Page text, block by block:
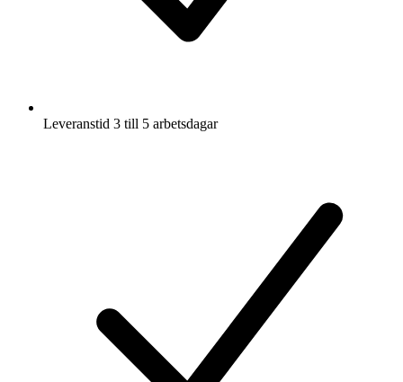
Leveranstid 3 till 5 arbetsdagar